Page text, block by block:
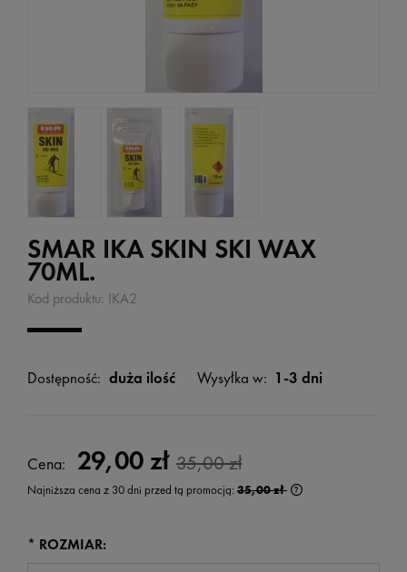
SMAR IKA SKIN SKI WAX
70ML.
Kod produktu: IKA2
Dostępność: duża ilość Wysyłka w: 1-3 dni
Cena: 29,00 zł 35,00 zł
Najniższa cena z 30 dni przed tą promocją: 35,00 zł
* ROZMIAR: